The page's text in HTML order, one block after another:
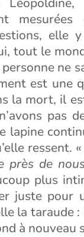
elle
tout le
ne
est une
la mort, il
pas
lapine
ressent. «
près de
plus
juste pour
la taraude :
à nouveau